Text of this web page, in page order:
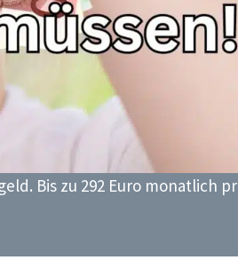
Bis zu 292 Euro monatlich